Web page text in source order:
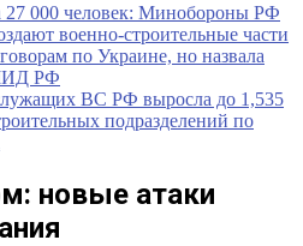
000 человек: Минобороны РФ
военно-строительные части
по Украине, но назвала
РФ
ВС РФ выросла до 1,535
подразделений по
новые атаки